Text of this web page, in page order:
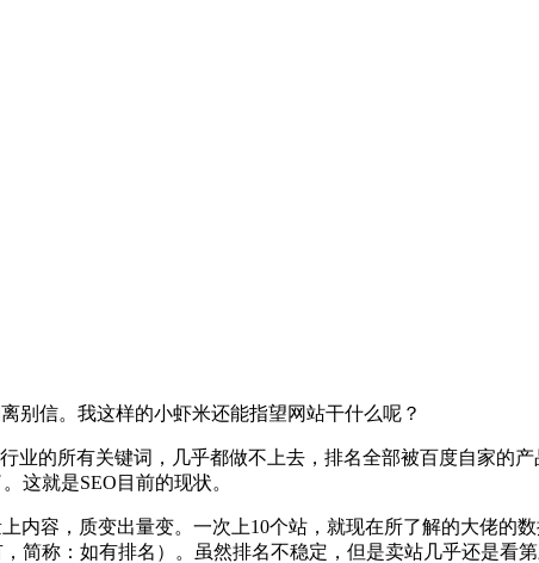
别信。我这样的小虾米还能指望网站干什么呢？
业的所有关键词，几乎都做不上去，排名全部被百度自家的
这就是SEO目前的现状。
内容，质变出量变。一次上10个站，就现在所了解的大佬的
称：如有排名）。虽然排名不稳定，但是卖站几乎还是看